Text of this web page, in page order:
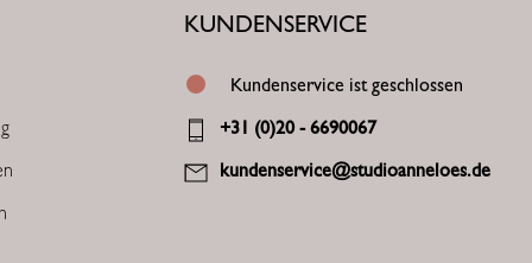
KUNDENSERVICE
Kundenservice ist geschlossen
+31 (0)20 - 6690067
kundenservice@studioanneloes.de